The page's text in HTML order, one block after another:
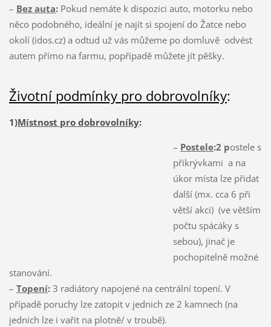
– Bez auta:Pokud nemáte k dispozici auto, motorku nebo
něco podobného, ideální je najít si spojení do Žatce nebo
okolí (idos.cz) a odtud už vás můžeme po domluvě odvést
autem přímo na farmu, popřípadě můžete jít pěšky.
Životní podmínky pro dobrovolníky:
1)Místnost pro dobrovolníky:
– Postele:2 postele s
přikrývkami a na
úkor místa lze přidat
další (mx. cca 6 při
větší akci) (ve větším
počtu spácáky s
sebou), jinač je
pochopitelně možné
stanování.
– Topení:3 radiátory napojené na centrální topení. V
případě poruchy lze zatopit v jednich ze 2 kamnech (na
jednich lze i vařit na plotně/ v troubě).